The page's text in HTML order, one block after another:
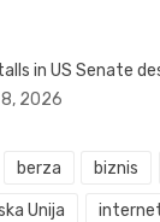
in US Senate
2026
berza biznis
Unija